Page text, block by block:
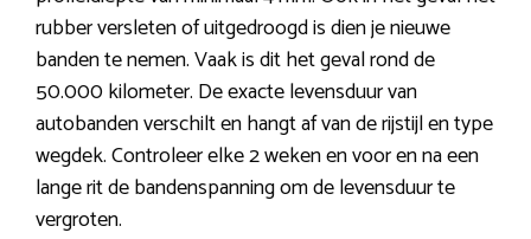
rubber versleten of uitgedroogd is dien je nieuwe
banden te nemen. Vaak is dit het geval rond de
50.000 kilometer. De exacte levensduur van
autobanden verschilt en hangt af van de rijstijl en type
wegdek. Controleer elke 2 weken en voor en na een
lange rit de bandenspanning om de levensduur te
vergroten.